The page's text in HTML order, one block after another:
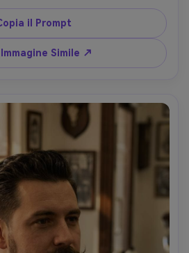
scuro, scatto Sony A7R V
alto, look editoriale elegante e
--ar 4:5
il Prompt
Simile ↗